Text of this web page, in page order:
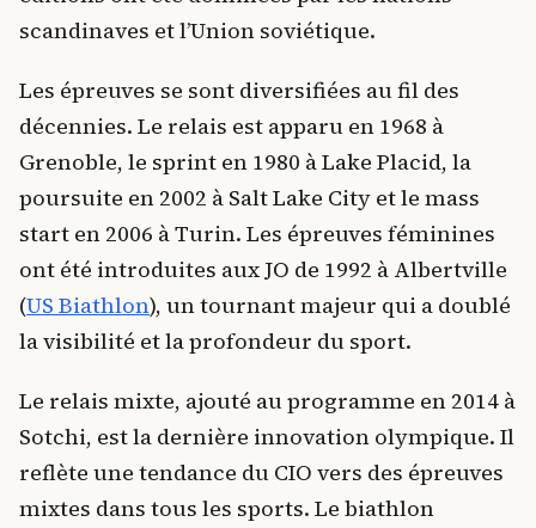
scandinaves et l’Union soviétique.
Les épreuves se sont diversifiées au fil des
décennies. Le relais est apparu en 1968 à
Grenoble, le sprint en 1980 à Lake Placid, la
poursuite en 2002 à Salt Lake City et le mass
start en 2006 à Turin. Les épreuves féminines
ont été introduites aux JO de 1992 à Albertville
(US Biathlon), un tournant majeur qui a doublé
la visibilité et la profondeur du sport.
Le relais mixte, ajouté au programme en 2014 à
Sotchi, est la dernière innovation olympique. Il
reflète une tendance du CIO vers des épreuves
mixtes dans tous les sports. Le biathlon